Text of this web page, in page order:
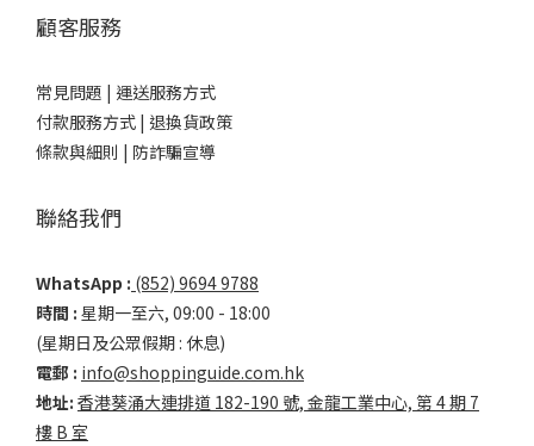
顧客服務
常見問題 | 運送服務方式
付款服務方式 | 退換貨政策
條款與細則 | 防詐騙宣導
聯絡我們
WhatsApp : (852) 9694 9788
時間 : 星期一至六, 09:00 - 18:00
(星期日及公眾假期 : 休息)
電郵 : info@shoppinguide.com.hk
地址: 香港葵涌大連排道 182-190 號, 金龍工業中心, 第 4 期 7
樓 B 室